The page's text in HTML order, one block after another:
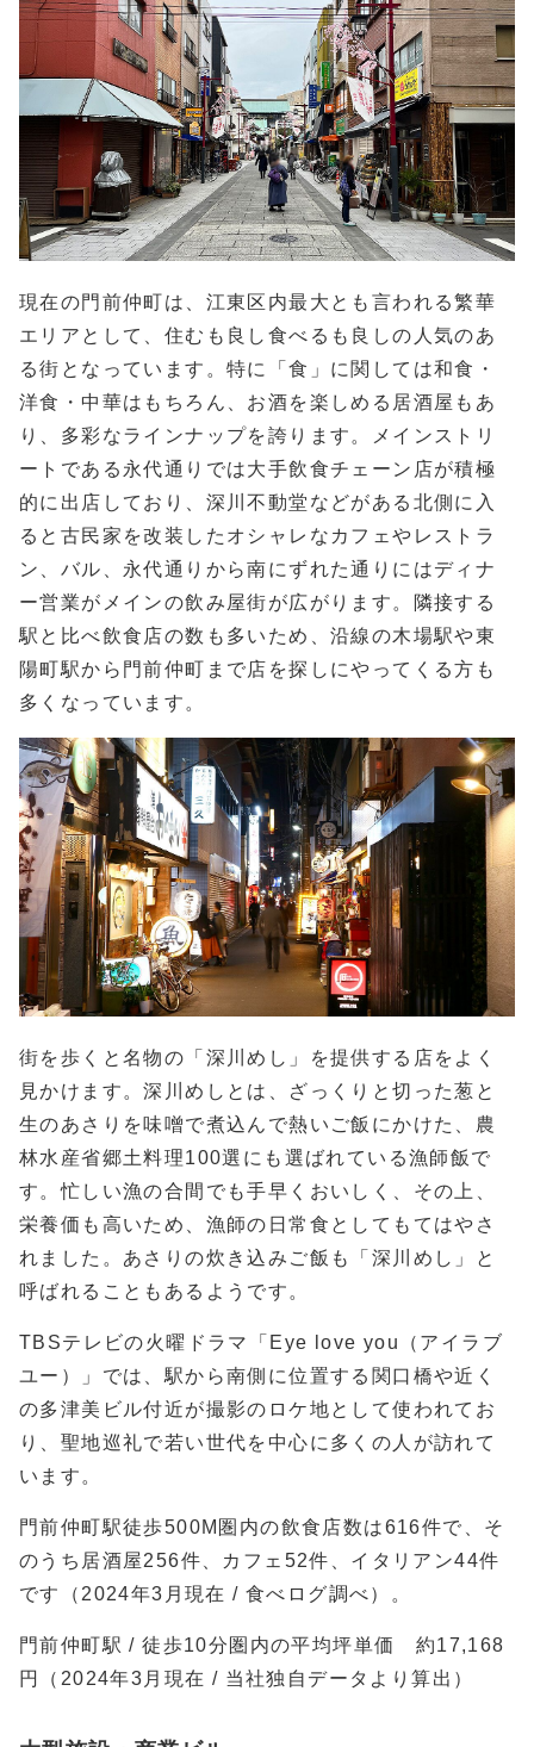
現在の門前仲町は、江東区内最大とも言われる繁華
エリアとして、住むも良し食べるも良しの人気のあ
る街となっています。特に「食」に関しては和食・
洋食・中華はもちろん、お酒を楽しめる居酒屋もあ
り、多彩なラインナップを誇ります。メインストリ
ートである永代通りでは大手飲食チェーン店が積極
的に出店しており、深川不動堂などがある北側に入
ると古民家を改装したオシャレなカフェやレストラ
ン、バル、永代通りから南にずれた通りにはディナ
ー営業がメインの飲み屋街が広がります。隣接する
駅と比べ飲食店の数も多いため、沿線の木場駅や東
陽町駅から門前仲町まで店を探しにやってくる方も
多くなっています。
街を歩くと名物の「深川めし」を提供する店をよく
見かけます。深川めしとは、ざっくりと切った葱と
生のあさりを味噌で煮込んで熱いご飯にかけた、農
林水産省郷土料理100選にも選ばれている漁師飯で
す。忙しい漁の合間でも手早くおいしく、その上、
栄養価も高いため、漁師の日常食としてもてはやさ
れました。あさりの炊き込みご飯も「深川めし」と
呼ばれることもあるようです。
TBSテレビの火曜ドラマ「Eye love you（アイラブ
ユー）」では、駅から南側に位置する関口橋や近く
の多津美ビル付近が撮影のロケ地として使われてお
り、聖地巡礼で若い世代を中心に多くの人が訪れて
います。
門前仲町駅徒歩500M圏内の飲食店数は616件で、そ
のうち居酒屋256件、カフェ52件、イタリアン44件
です（2024年3月現在 / 食べログ調べ）。
門前仲町駅 / 徒歩10分圏内の平均坪単価 約17,168
円（2024年3月現在 / 当社独自データより算出）